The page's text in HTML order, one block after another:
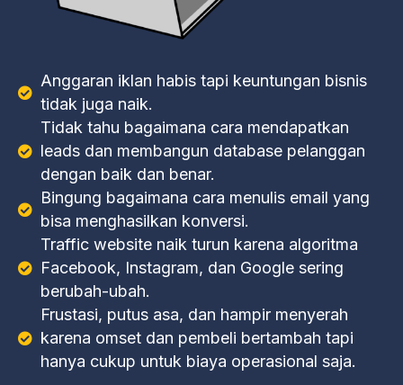
Anggaran iklan habis tapi keuntungan bisnis
tidak juga naik.
Tidak tahu bagaimana cara mendapatkan
leads dan membangun database pelanggan
dengan baik dan benar.
Bingung bagaimana cara menulis email yang
bisa menghasilkan konversi.
Traffic website naik turun karena algoritma
Facebook, Instagram, dan Google sering
berubah-ubah.
Frustasi, putus asa, dan hampir menyerah
karena omset dan pembeli bertambah tapi
hanya cukup untuk biaya operasional saja.